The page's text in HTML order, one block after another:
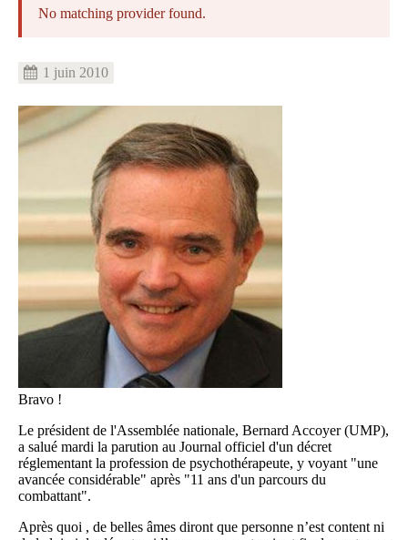
d'erreur
No matching provider found.
1 juin 2010
Image
Bravo !
Le président de l'Assemblée nationale, Bernard Accoyer (UMP),
a salué mardi la parution au Journal officiel d'un décret
réglementant la profession de psychothérapeute, y voyant "une
avancée considérable" après "11 ans d'un parcours du
combattant".
Après quoi , de belles âmes diront que personne n’est content ni